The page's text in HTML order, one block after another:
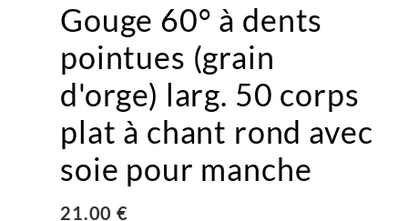
Gouge 60° à dents
pointues (grain
d'orge) larg. 50 corps
plat à chant rond avec
soie pour manche
21.00 €